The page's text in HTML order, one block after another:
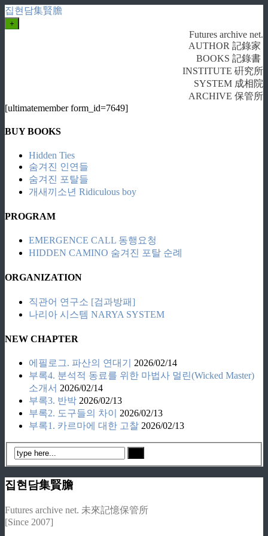
집현담集賢膽
+
Futures archive net.
AUTHOR 記錄家
BOOKS 記錄書
INSTITUTE 硏究所
SYSTEM 成相院
ARCHIVE 保管所
[ultimatemember form_id=7649]
BUY BOOKS
Hidden Ties
숨겨진 인연들
숨겨진 포탈들
개새끼소년 Ridiculous boy
PROGRAM
EMERGENCE CALL 동행요청
HIDDEN CAMINO 숨겨진 포탈 순례
ORGANIZATION
직관어 연구소 [검과방패]
나리아 시스템 NARYA SYSTEM
NEW CHAPTER
에필로그. 파산의 연대기
2026/02/14
부록4. 분석적 동료를 위한 마법사 멀린(Wicked Master)
소개서 2026/02/14
부록3. 반박 2026/02/13
부록2. 도구들의 차이
2026/02/13
부록1. 카르마에 대한 고찰 2026/02/13
집현담集賢膽
Futures archive net. 未來記憶保管所
[Since 2007]